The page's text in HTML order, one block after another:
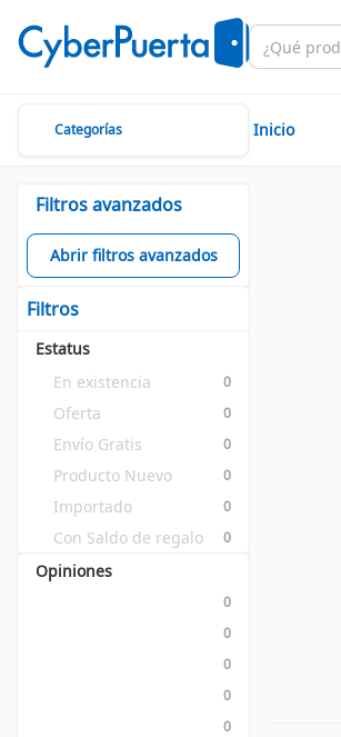
Categorías Inicio
Filtros avanzados
Abrir filtros avanzados
Filtros
Estatus
En existencia
0
Oferta 0
Envío Gratis 0
Producto Nuevo 0
Importado 0
Con Saldo de regalo 0
Opiniones
0
0
0
0
0